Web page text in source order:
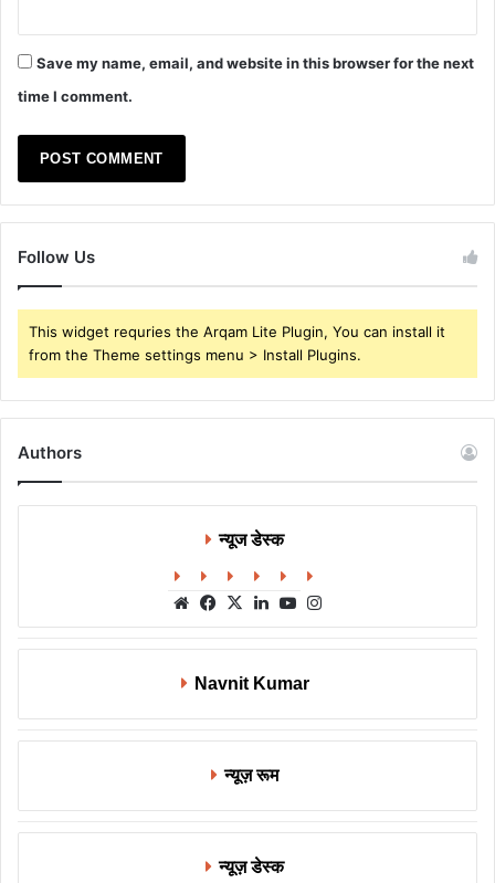
Save my name, email, and website in this browser for the next
time I comment.
Follow Us
This widget requries the Arqam Lite Plugin, You can install it
from the Theme settings menu > Install Plugins.
Authors
न्यूज डेस्क
WebsiteFacebook
X LinkedInYouTube
Navnit Kumar
न्यूज़ रूम
न्यूज़ डेस्क